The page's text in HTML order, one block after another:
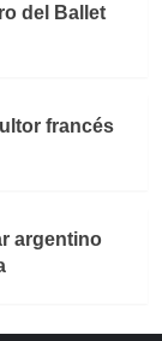
del Ballet
francés
argentino